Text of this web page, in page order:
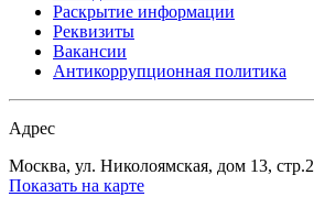
Раскрытие информации
Реквизиты
Вакансии
Антикоррупционная политика
Адрес
Москва, ул. Николоямская, дом 13, стр.2
Показать на карте